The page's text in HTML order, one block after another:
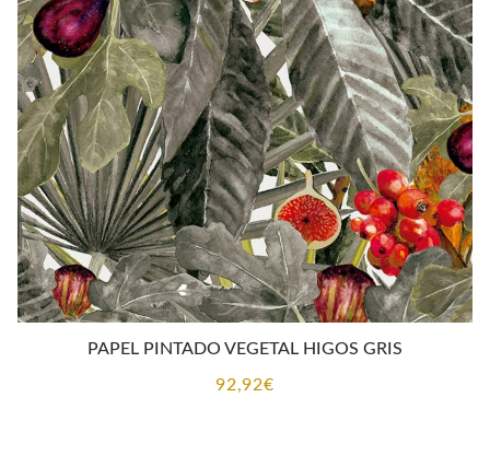
PAPEL PINTADO VEGETAL HIGOS GRIS
92,92€